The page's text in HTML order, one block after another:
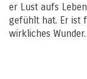
er Lust aufs
gefühlt hat. Er ist
wirkliches